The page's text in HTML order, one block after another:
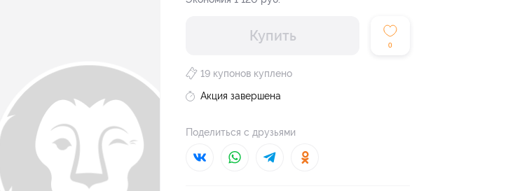
Купить
0
19 купонов куплено
Акция завершена
Поделиться с друзьями